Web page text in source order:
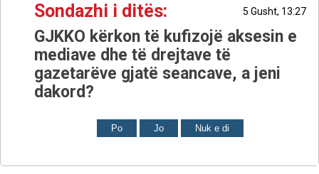
Sondazhi i ditës: 5 Gusht, 13:27
GJKKO kërkon të kufizojë aksesin e
mediave dhe të drejtave të
gazetarëve gjatë seancave, a jeni
dakord?
Po Jo Nuk e di